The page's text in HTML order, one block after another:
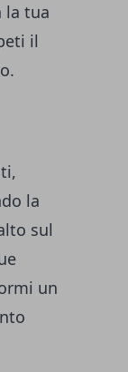
la tua
il
la
sul
un